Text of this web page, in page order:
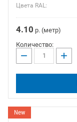
Цвета RAL:
4.10 р. (метр)
Количество:
− +
New